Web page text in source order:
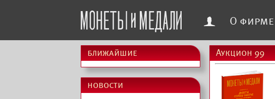
f О фирме
ближайшие
новости
Аукцион 99